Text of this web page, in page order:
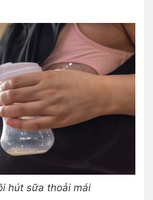
hút sữa thoải mái